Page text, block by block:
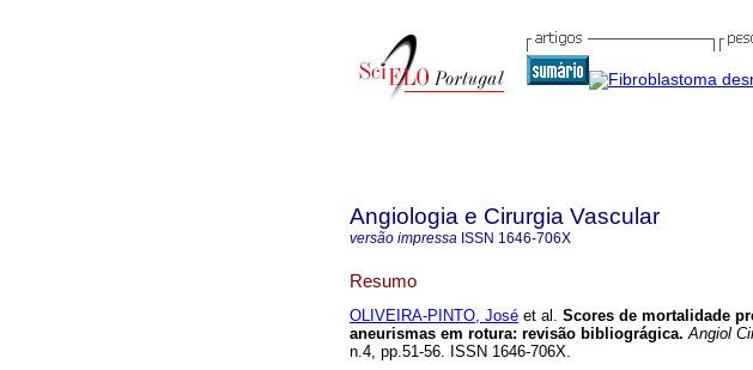
Angiologia e Cirurgia Vascular
versão impressa ISSN 1646-706X
Resumo
OLIVEIRA-PINTO, José et al. Scores de mortalidade
aneurismas em rotura: revisão bibliográgica. Angiol
n.4, pp.51-56. ISSN 1646-706X.